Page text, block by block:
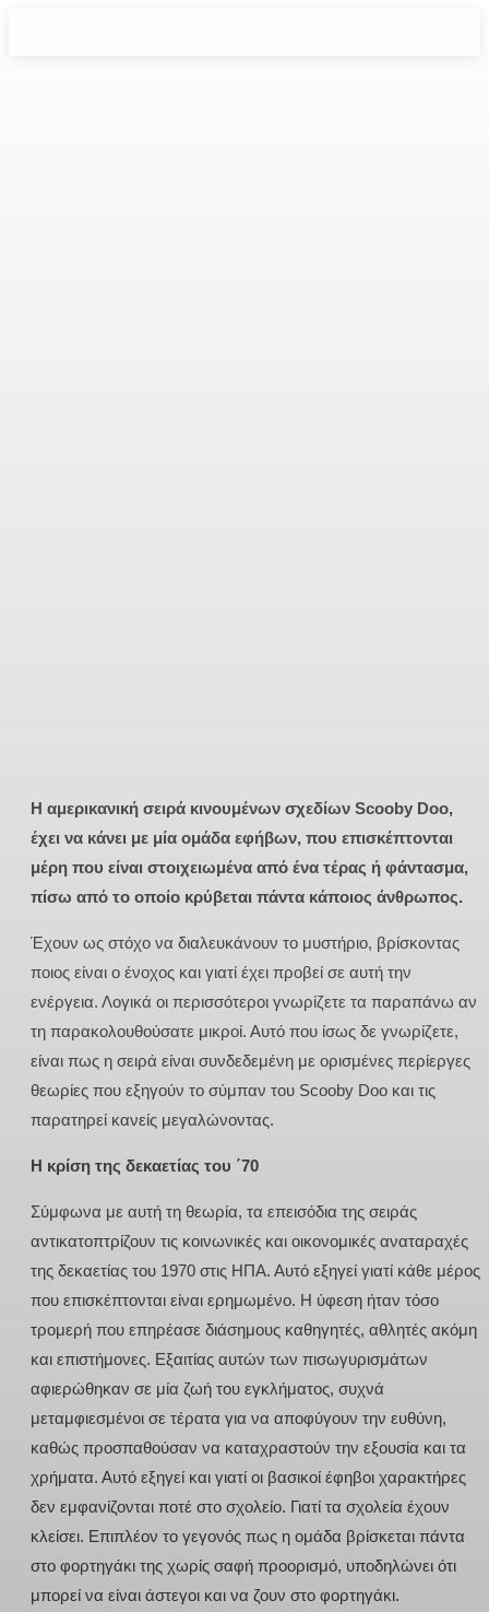
Η αμερικανική σειρά κινουμένων σχεδίων Scooby Doo,
έχει να κάνει με μία ομάδα εφήβων, που επισκέπτονται
μέρη που είναι στοιχειωμένα από ένα τέρας ή φάντασμα,
πίσω από το οποίο κρύβεται πάντα κάποιος άνθρωπος.
Έχουν ως στόχο να διαλευκάνουν το μυστήριο, βρίσκοντας
ποιος είναι ο ένοχος και γιατί έχει προβεί σε αυτή την
ενέργεια. Λογικά οι περισσότεροι γνωρίζετε τα παραπάνω αν
τη παρακολουθούσατε μικροί. Αυτό που ίσως δε γνωρίζετε,
είναι πως η σειρά είναι συνδεδεμένη με ορισμένες περίεργες
θεωρίες που εξηγούν το σύμπαν του Scooby Doo και τις
παρατηρεί κανείς μεγαλώνοντας.
Η κρίση της δεκαετίας του ΄70
Σύμφωνα με αυτή τη θεωρία, τα επεισόδια της σειράς
αντικατοπτρίζουν τις κοινωνικές και οικονομικές αναταραχές
της δεκαετίας του 1970 στις ΗΠΑ. Αυτό εξηγεί γιατί κάθε μέρος
που επισκέπτονται είναι ερημωμένο. Η ύφεση ήταν τόσο
τρομερή που επηρέασε διάσημους καθηγητές, αθλητές ακόμη
και επιστήμονες. Εξαιτίας αυτών των πισωγυρισμάτων
αφιερώθηκαν σε μία ζωή του εγκλήματος, συχνά
μεταμφιεσμένοι σε τέρατα για να αποφύγουν την ευθύνη,
καθώς προσπαθούσαν να καταχραστούν την εξουσία και τα
χρήματα. Αυτό εξηγεί και γιατί οι βασικοί έφηβοι χαρακτήρες
δεν εμφανίζονται ποτέ στο σχολείο. Γιατί τα σχολεία έχουν
κλείσει. Επιπλέον το γεγονός πως η ομάδα βρίσκεται πάντα
στο φορτηγάκι της χωρίς σαφή προορισμό, υποδηλώνει ότι
μπορεί να είναι άστεγοι και να ζουν στο φορτηγάκι.